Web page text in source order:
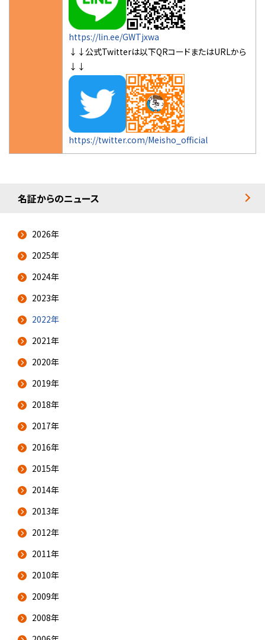
https://lin.ee/GWTjxwa
↓↓公式Twitterは以下QRコードまたはURLから
↓↓
https://twitter.com/Meisho_official
名証からのニュース
2026年
2025年
2024年
2023年
2022年
2021年
2020年
2019年
2018年
2017年
2016年
2015年
2014年
2013年
2012年
2011年
2010年
2009年
2008年